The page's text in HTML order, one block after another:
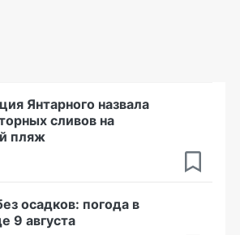
Янтарного назвала
сливов на
пляж
осадков: погода в
9 августа